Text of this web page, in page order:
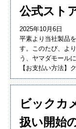
公式スト
2025年10月6日
平素より当社製品
す。このたび、よ
う、ヤマダモール
【お支払い方法】
ビックカ
扱い開始